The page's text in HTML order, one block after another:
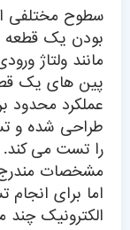
سطوح مختلفی
بودن یک قطعه
مانند ولتاژ
پین های یک
عملکرد محدود
طراحی شده و
را تست می
مشخصات
اما برای
الکترونیک